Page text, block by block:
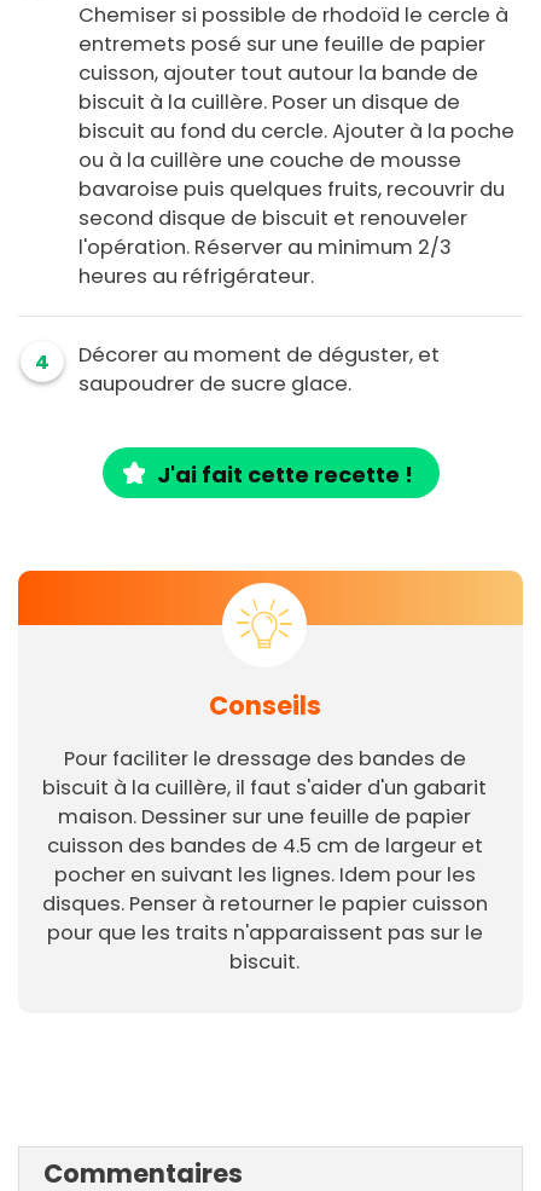
Chemiser si possible de rhodoïd le cercle à
entremets posé sur une feuille de papier
cuisson, ajouter tout autour la bande de
biscuit à la cuillère. Poser un disque de
biscuit au fond du cercle. Ajouter à la poche
ou à la cuillère une couche de mousse
bavaroise puis quelques fruits, recouvrir du
second disque de biscuit et renouveler
l'opération. Réserver au minimum 2/3
heures au réfrigérateur.
4
Décorer au moment de déguster, et
saupoudrer de sucre glace.
J'ai fait cette recette !
Conseils
Pour faciliter le dressage des bandes de
biscuit à la cuillère, il faut s'aider d'un gabarit
maison. Dessiner sur une feuille de papier
cuisson des bandes de 4.5 cm de largeur et
pocher en suivant les lignes. Idem pour les
disques. Penser à retourner le papier cuisson
pour que les traits n'apparaissent pas sur le
biscuit.
Commentaires